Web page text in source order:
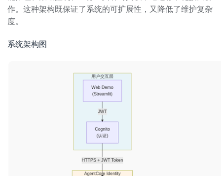
作。这种架构既保证了系统的可扩展性，又降低了维护复杂
度。
系统架构图